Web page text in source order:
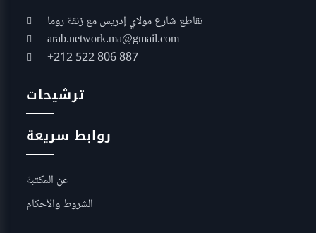
تقاطع شارع مولاي إدريس مع زنقة روما
arab.network.ma@gmail.com
+212 522 806 887
ترشيحات
روابط سريعة
عن المكتبة
الشروط والأحكام